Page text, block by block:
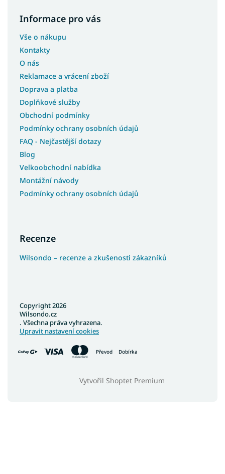
Informace pro vás
Vše o nákupu
Kontakty
O nás
Reklamace a vrácení zboží
Doprava a platba
Doplňkové služby
Obchodní podmínky
Podmínky ochrany osobních údajů
FAQ - Nejčastější dotazy
Blog
Velkoobchodní nabídka
Montážní návody
Podmínky ochrany osobních údajů
Recenze
Wilsondo – recenze a zkušenosti zákazníků
Převod Dobírka
Vytvořil Shoptet Premium
Copyright 2026
Wilsondo.cz
. Všechna práva vyhrazena.
Upravit nastavení cookies